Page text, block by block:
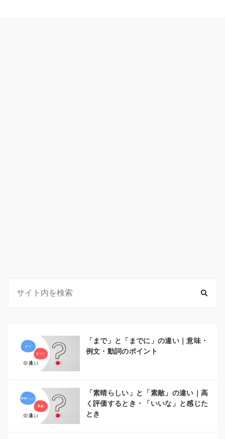
「まで」と「までに」の違い｜意味・
例文・動詞のポイント
「素晴らしい」と「素敵」の違い｜高
く評価するとき・「いいな」と感じた
とき